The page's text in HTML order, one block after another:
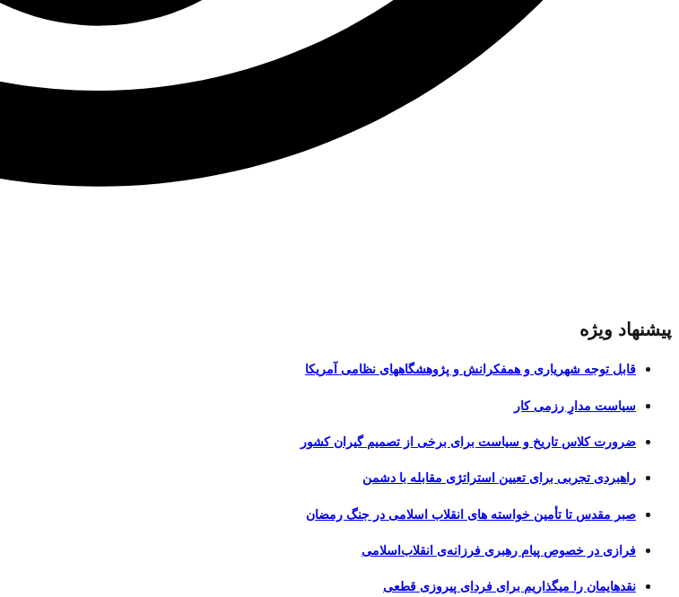
پیشنهاد ویژه
قابل توجه شهریاری و همفکرانش و پژوهشگاههای نظامی آمریکا
سیاست مدارِ رزمی کار
ضرورت کلاس تاریخ و سیاست برای برخی از تصمیم گیران کشور
راهبردی تجربی برای تعیین استراتژی مقابله با دشمن
صبر مقدس تا تأمین خواسته های انقلاب اسلامی در جنگ رمضان
فرازی در خصوص پیام رهبری فرزانه‌ی انقلاب‌اسلامی
نقدهایمان را میگذاریم برای فردای پیروزی قطعی